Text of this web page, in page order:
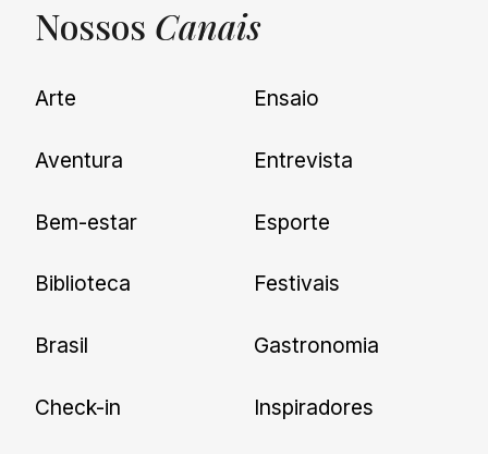
UNQUIET
Newsletter
nossas novidades.
Nossos Canais
Arte
Aventura
Bem-estar
Biblioteca
Brasil
Check-in
Ensaio
Entrevista
Esporte
Festivais
Gastronomia
Inspiradores